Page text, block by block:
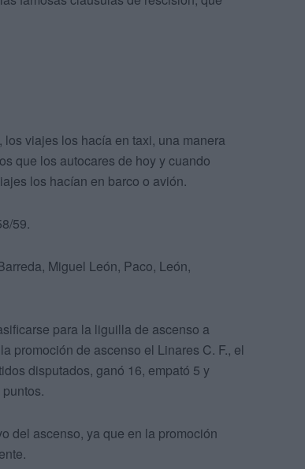
viajes los hacía en taxi, una manera
que los autocares de hoy y cuando
los hacían en barco o avión.
59.
Miguel León, Paco, León,
para la liguilla de ascenso a
promoción de ascenso el Linares C. F., el
disputados, ganó 16, empató 5 y
del ascenso, ya que en la promoción